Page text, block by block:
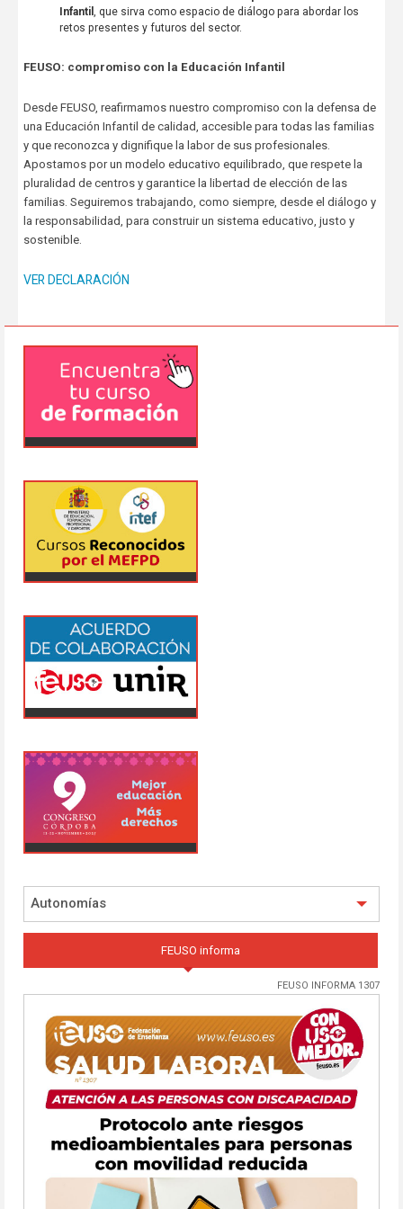
Infantil , que sirva como espacio de diálogo para abordar los
retos presentes y futuros del sector.
FEUSO: compromiso con la Educación Infantil
Desde FEUSO, reafirmamos nuestro compromiso con la defensa de
una Educación Infantil de calidad, accesible para todas las familias
y que reconozca y dignifique la labor de sus profesionales.
Apostamos por un modelo educativo equilibrado, que respete la
pluralidad de centros y garantice la libertad de elección de las
familias. Seguiremos trabajando, como siempre, desde el diálogo y
la responsabilidad, para construir un sistema educativo, justo y
sostenible.
VER DECLARACIÓN
Autonomías
FEUSO informa
FEUSO INFORMA 1307